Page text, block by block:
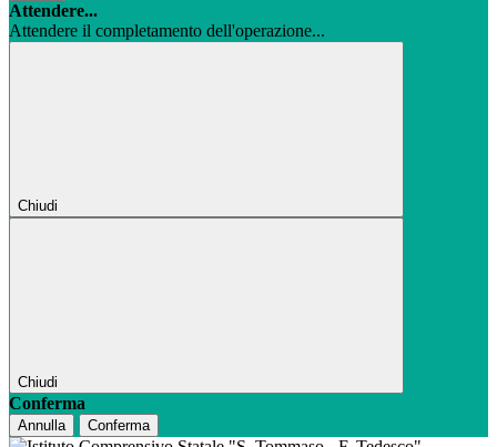
Attendere...
Attendere il completamento dell'operazione...
Chiudi
Chiudi
Conferma
Annulla Conferma